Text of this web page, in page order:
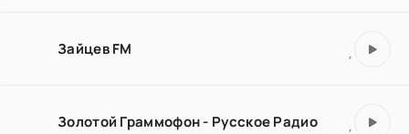
Зайцев FM
Золотой Граммофон - Русское Радио